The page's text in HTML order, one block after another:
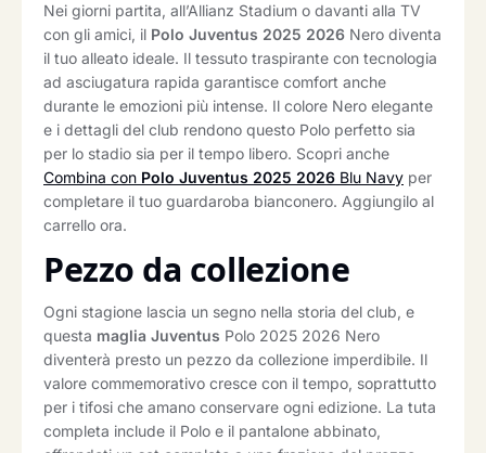
Nei giorni partita, all’Allianz Stadium o davanti alla TV
con gli amici, il Polo Juventus 2025 2026 Nero diventa
il tuo alleato ideale. Il tessuto traspirante con tecnologia
ad asciugatura rapida garantisce comfort anche
durante le emozioni più intense. Il colore Nero elegante
e i dettagli del club rendono questo Polo perfetto sia
per lo stadio sia per il tempo libero. Scopri anche
Combina con Polo Juventus 2025 2026 Blu Navy per
completare il tuo guardaroba bianconero. Aggiungilo al
carrello ora.
Pezzo da collezione
Ogni stagione lascia un segno nella storia del club, e
questa maglia Juventus Polo 2025 2026 Nero
diventerà presto un pezzo da collezione imperdibile. Il
valore commemorativo cresce con il tempo, soprattutto
per i tifosi che amano conservare ogni edizione. La tuta
completa include il Polo e il pantalone abbinato,